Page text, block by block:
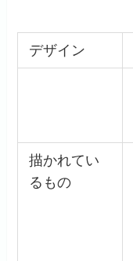
デザイン
描かれてい
るもの